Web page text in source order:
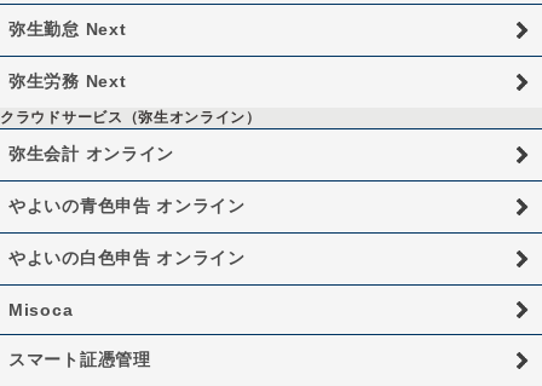
弥生勤怠 Next
弥生労務 Next
クラウドサービス（弥生オンライン）
弥生会計 オンライン
やよいの青色申告 オンライン
やよいの白色申告 オンライン
Misoca
スマート証憑管理